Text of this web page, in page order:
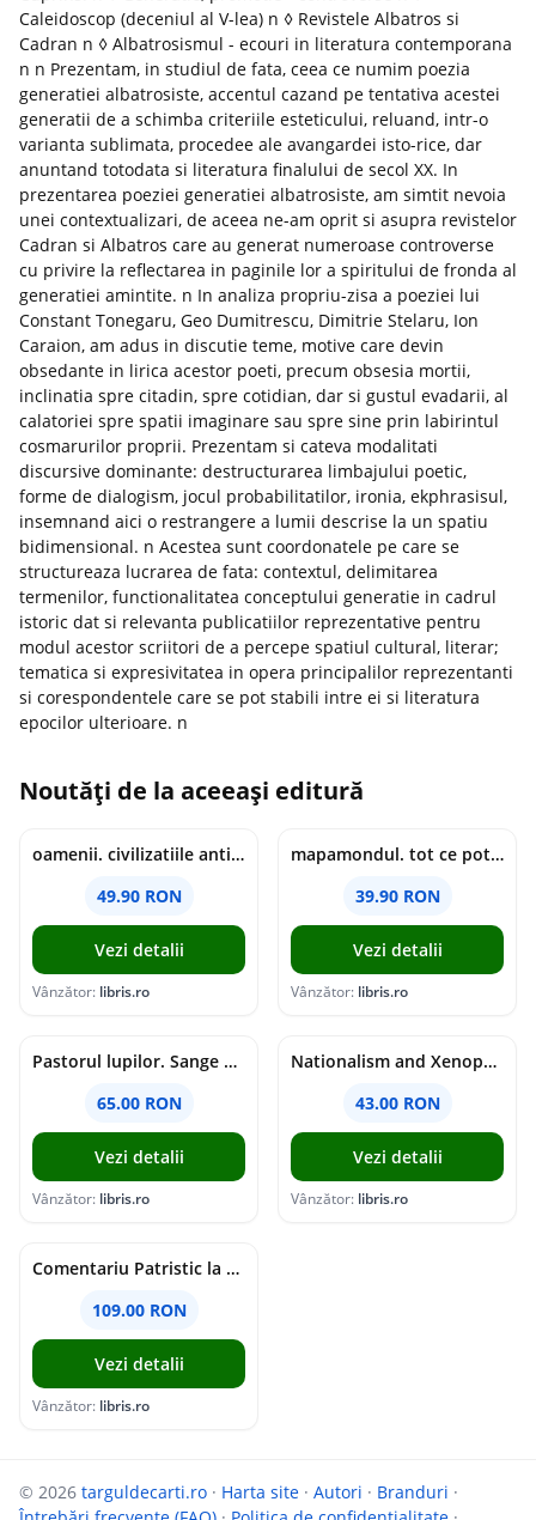
Caleidoscop (deceniul al V-lea) n ◊ Revistele Albatros si
Cadran n ◊ Albatrosismul - ecouri in literatura contemporana
n n Prezentam, in studiul de fata, ceea ce numim poezia
generatiei albatrosiste, accentul cazand pe tentativa acestei
generatii de a schimba criteriile esteticului, reluand, intr-o
varianta sublimata, procedee ale avangardei isto-rice, dar
anuntand totodata si literatura finalului de secol XX. In
prezentarea poeziei generatiei albatrosiste, am simtit nevoia
unei contextualizari, de aceea ne-am oprit si asupra revistelor
Cadran si Albatros care au generat numeroase controverse
cu privire la reflectarea in paginile lor a spiritului de fronda al
generatiei amintite. n In analiza propriu-zisa a poeziei lui
Constant Tonegaru, Geo Dumitrescu, Dimitrie Stelaru, Ion
Caraion, am adus in discutie teme, motive care devin
obsedante in lirica acestor poeti, precum obsesia mortii,
inclinatia spre citadin, spre cotidian, dar si gustul evadarii, al
calatoriei spre spatii imaginare sau spre sine prin labirintul
cosmarurilor proprii. Prezentam si cateva modalitati
discursive dominante: destructurarea limbajului poetic,
forme de dialogism, jocul probabilitatilor, ironia, ekphrasisul,
insemnand aici o restrangere a lumii descrise la un spatiu
bidimensional. n Acestea sunt coordonatele pe care se
structureaza lucrarea de fata: contextul, delimitarea
termenilor, functionalitatea conceptului generatie in cadrul
istoric dat si relevanta publicatiilor reprezentative pentru
modul acestor scriitori de a percepe spatiul cultural, literar;
tematica si expresivitatea in opera principalilor reprezentanti
si corespondentele care se pot stabili intre ei si literatura
epocilor ulterioare. n
Noutăți de la aceeași editură
oamenii. civilizatiile antice si lucrurile uluitoare pe care le-au creat - jonny marx, charlie davis
49.90 RON
Vezi detalii
Vânzător: libris.ro
mapamondul. tot ce poti invata dintr-o harta - raquel martin
39.90 RON
Vezi detalii
Vânzător: libris.ro
Pastorul lupilor. Sange de varcolac - Larisa Toader
65.00 RON
Vezi detalii
Vânzător: libris.ro
Nationalism and Xenophobia in Post-Soviet Russia - Ioana Madalina Miron
43.00 RON
Vezi detalii
Vânzător: libris.ro
Comentariu Patristic la Scriptura. Vechiul Testament II. Geneza, 12-50 - George Claudiu Tutu, Mark Sheridan, Alexander Baumgarten, Thomas C. Oden
109.00 RON
Vezi detalii
Vânzător: libris.ro
© 2026 targuldecarti.ro · Harta site · Autori · Branduri ·